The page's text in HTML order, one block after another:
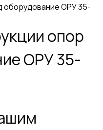
оборудование ОРУ 35-
опор
ОРУ 35-